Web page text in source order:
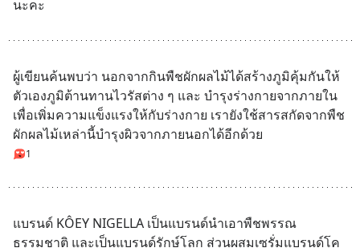
นะคะ
ผู้เขียนค้นพบว่า นอกจากกินพืชผักผลไม้ได้สร้างภูมิคุ้มกันให้
ตัวเองภูมิต้านทานไวรัสต่าง ๆ และ บำรุงร่างกายจากภายใน
เพื่อเพิ่มความแข็งแรงให้กับร่างกาย เรายังใช้สารสกัดจากพืช
ผักผลไม้เหล่านี้บำรุงผิวจากภายนอกได้อีกด้วย
1
แบรนด์ KÔEY NIGELLA เป็นแบรนด์นำเอาพืชพรรณ
ธรรมชาติ และเป็นแบรนด์รักษ์โลก ส่วนผสมเซรั่มแบรนด์โค